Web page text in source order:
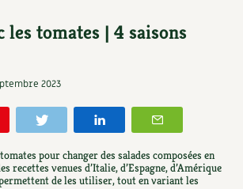
jardin
entre amis
les tomates | 4 saisons
2023
pour changer des salades composées en
recettes venues d’Italie, d’Espagne, d’Amérique
de les utiliser, tout en variant les
9,90